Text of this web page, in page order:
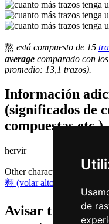
de
熬 está compuesto de 15
average comparado con
promedio: 13,1 trazos).
Información
(significados de
compuestas etc.)
hervir
Other characters that are
翱 (volar alto)
Avisar